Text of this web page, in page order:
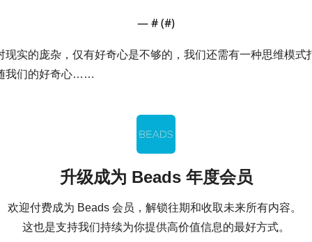
— # (#)
现实的庞杂，仅有好奇心是不够的，我们还需有一种思维模式
我们的好奇心……
升级成为 Beads 年度会员
欢迎付费成为 Beads 会员，解锁往期和收取未来所有内容。
这也是支持我们持续为你提供高价值信息的最好方式。